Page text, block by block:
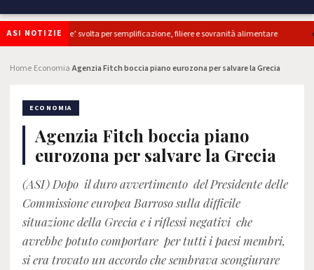
ASI NOTIZIE
ok Camera e’ svolta per semplificazione, filiere e sovranità alimentare
Home Economia ›Agenzia Fitch boccia piano eurozona per salvare la Grecia
ECONOMIA
Agenzia Fitch boccia piano
eurozona per salvare la Grecia
(ASI) Dopo il duro avvertimento del Presidente delle
Commissione europea Barroso sulla difficile
situazione della Grecia e i riflessi negativi che
avrebbe potuto comportare per tutti i paesi membri,
si era trovato un accordo che sembrava scongiurare